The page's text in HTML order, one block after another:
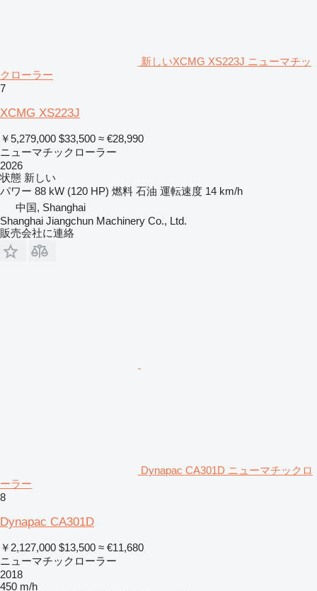
新しいXCMG XS223J ニューマチッ
クローラー
7
XCMG XS223J
￥5,279,000 $33,500 ≈ €28,990
ニューマチックローラー
2026
状態 新しい
パワー 88 kW (120 HP) 燃料 石油 運転速度 14 km/h
中国, Shanghai
Shanghai Jiangchun Machinery Co., Ltd.
販売会社に連絡
Dynapac CA301D ニューマチックロ
ーラー
8
Dynapac CA301D
￥2,127,000 $13,500 ≈ €11,680
ニューマチックローラー
2018
450 m/h